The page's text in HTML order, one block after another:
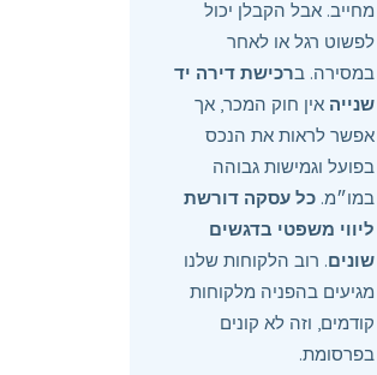
מחייב. אבל הקבלן יכול
לפשוט רגל או לאחר
במסירה. ברכישת דירה יד
שנייה אין חוק המכר, אך
אפשר לראות את הנכס
בפועל וגמישות גבוהה
במו״מ. כל עסקה דורשת
ליווי משפטי בדגשים
שונים. רוב הלקוחות שלנו
מגיעים בהפניה מלקוחות
קודמים, וזה לא קונים
בפרסומת.